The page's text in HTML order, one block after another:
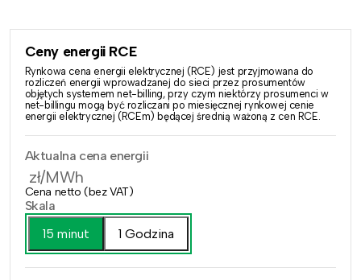
Ceny energii RCE
Rynkowa cena energii elektrycznej (RCE) jest przyjmowana do
rozliczeń energii wprowadzanej do sieci przez prosumentów
objętych systemem net-billing, przy czym niektórzy prosumenci w
net-billingu mogą być rozliczani po miesięcznej rynkowej cenie
energii elektrycznej (RCEm) będącej średnią ważoną z cen RCE.
Aktualna cena energii
zł/MWh
Cena netto (bez VAT)
Skala
15 minut
1 Godzina